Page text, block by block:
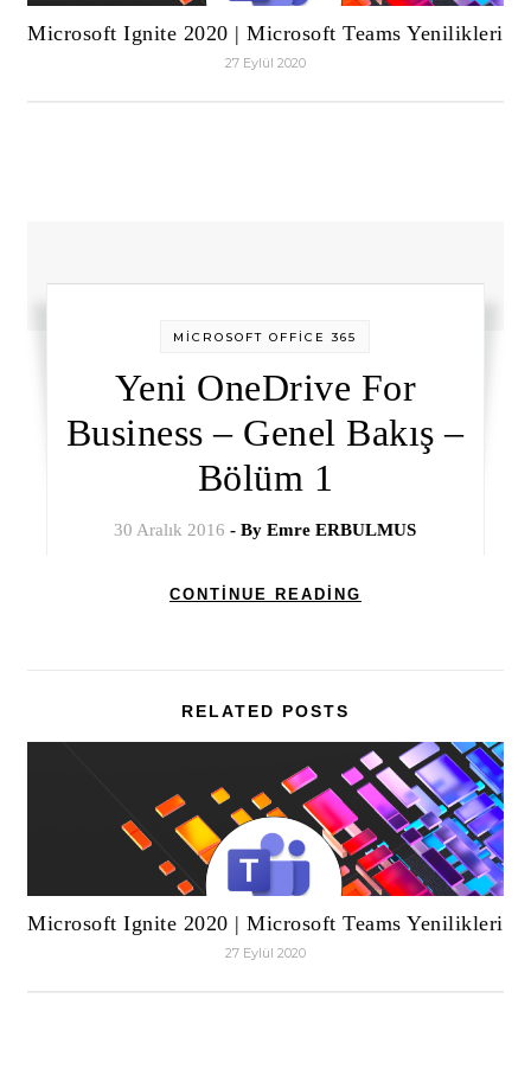
Microsoft Ignite 2020 | Microsoft Teams Yenilikleri
27 Eylül 2020
MİCROSOFT OFFİCE 365
Yeni OneDrive For
Business – Genel Bakış –
Bölüm 1
30 Aralık 2016 - ByEmre ERBULMUS
CONTINUE READING
RELATED POSTS
Microsoft Ignite 2020 | Microsoft Teams Yenilikleri
27 Eylül 2020